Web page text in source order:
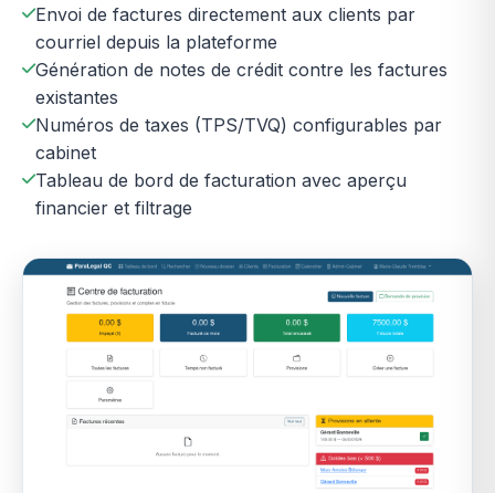
Envoi de factures directement aux clients par
courriel depuis la plateforme
Génération de notes de crédit contre les factures
existantes
Numéros de taxes (TPS/TVQ) configurables par
cabinet
Tableau de bord de facturation avec aperçu
financier et filtrage